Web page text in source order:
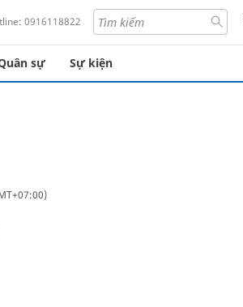
0916118822
sự Sự kiện